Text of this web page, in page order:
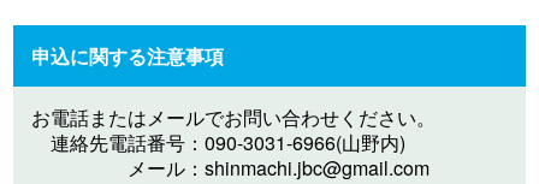
申込に関する注意事項
お電話またはメールでお問い合わせください。
連絡先電話番号：090-3031-6966(山野内)
メール：shinmachi.jbc@gmail.com